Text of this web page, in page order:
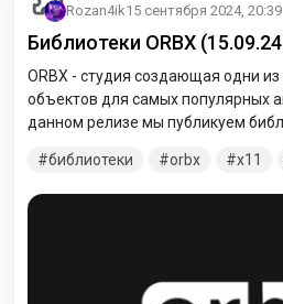
Rozan4ik15 сентября 2024, 20:39
Библиотеки ORBX
ORBX - студия создающая одни
объектов для самых популярных
данном релизе мы публикуем
отображения сцен и объектов,
использовать объекты из
библиотеки orbx x11